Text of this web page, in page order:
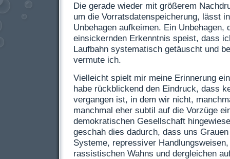
Die gerade wieder mit größerem
um die Vorratsdatenspeicherung, lässt
Unbehagen aufkeimen. Ein Unbehagen,
einsickernden Erkenntnis speist, dass
Laufbahn systematisch getäuscht und
vermute ich.
Vielleicht spielt mir meine Erinnerung
habe rückblickend den Eindruck, dass
vergangen ist, in dem wir nicht,
manchmal eher subtil auf die Vorzüge
demokratischen Gesellschaft
geschah dies dadurch, dass uns
Systeme, repressiver
rassistischen Wahns und dergleichen